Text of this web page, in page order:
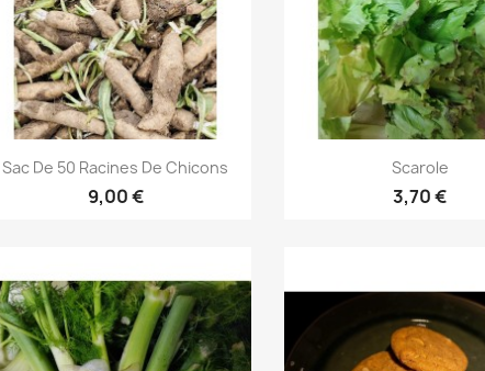
Aperçu rapide
Sac De 50 Racines De Chicons
9,00 €
Aperçu rapide
Scarole
3,70 €